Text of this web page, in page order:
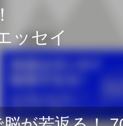
ン ビジネス・投資
ッセイ